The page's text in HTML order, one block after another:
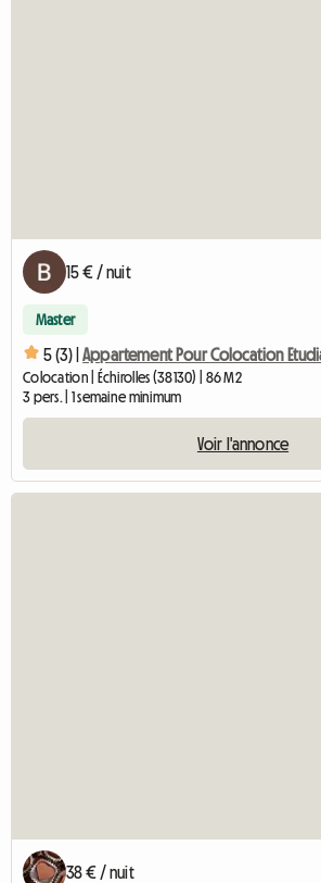
15 € / nuit
Master
5 (3) | Appartement Pour Colocation
Colocation | Échirolles (38130) | 86 M2
3 pers. | 1 semaine minimum
Voir l'annonce
38 € / nuit